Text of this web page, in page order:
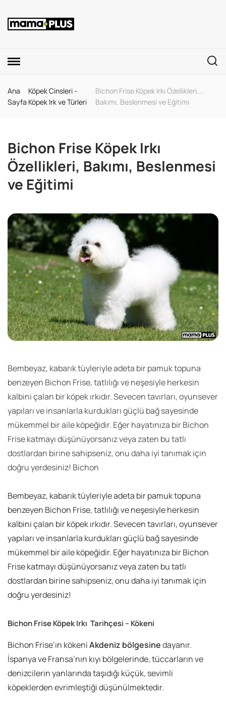
Ana
Sayfa
Köpek Cinsleri -
Köpek Irk ve Türleri
Bichon Frise Köpek Irkı Özellikleri,
Bakımı, Beslenmesi ve Eğitimi
Bichon Frise Köpek Irkı
Özellikleri, Bakımı, Beslenmesi
ve Eğitimi
Bembeyaz, kabarık tüyleriyle adeta bir pamuk topuna
benzeyen Bichon Frise, tatlılığı ve neşesiyle herkesin
kalbini çalan bir köpek ırkıdır. Sevecen tavırları, oyunsever
yapıları ve insanlarla kurdukları güçlü bağ sayesinde
mükemmel bir aile köpeğidir. Eğer hayatınıza bir Bichon
Frise katmayı düşünüyorsanız veya zaten bu tatlı
dostlardan birine sahipseniz, onu daha iyi tanımak için
doğru yerdesiniz! Bichon
Bembeyaz, kabarık tüyleriyle adeta bir pamuk topuna
benzeyen Bichon Frise, tatlılığı ve neşesiyle herkesin
kalbini çalan bir köpek ırkıdır. Sevecen tavırları, oyunsever
yapıları ve insanlarla kurdukları güçlü bağ sayesinde
mükemmel bir aile köpeğidir. Eğer hayatınıza bir Bichon
Frise katmayı düşünüyorsanız veya zaten bu tatlı
dostlardan birine sahipseniz, onu daha iyi tanımak için
doğru yerdesiniz!
Bichon Frise Köpek Irkı Tarihçesi – Kökeni
Bichon Frise’ın kökeniAkdeniz bölgesinedayanır.
İspanya ve Fransa’nın kıyı bölgelerinde, tüccarların ve
denizcilerin yanlarında taşıdığı küçük, sevimli
köpeklerden evrimleştiği düşünülmektedir.